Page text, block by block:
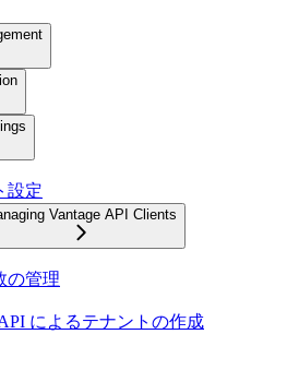
設定
Vantage API Clients
の管理
API によるテナントの作成